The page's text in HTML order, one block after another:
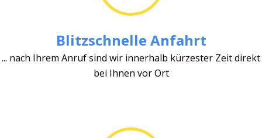
Blitzschnelle Anfahrt
... nach Ihrem Anruf sind wir innerhalb kürzester Zeit direkt
bei Ihnen vor Ort